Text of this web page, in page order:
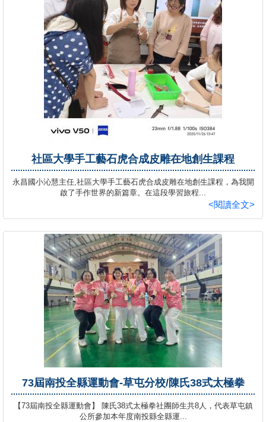
社區大學手工藝石虎合成皮雕在地創生課程
永昌國小沁慧主任,社區大學手工藝石虎合成皮雕在地創生課程，為我開
啟了手作世界的新篇章。在這段學習旅程...
<閱讀全文>
73屆南投全縣運動會-草屯分校/陳氏38式太極拳
【73屆南投全縣運動會】 陳氏38式太極拳社團師生共8人，代表草屯鎮
公所參加本年度南投縣全縣運...